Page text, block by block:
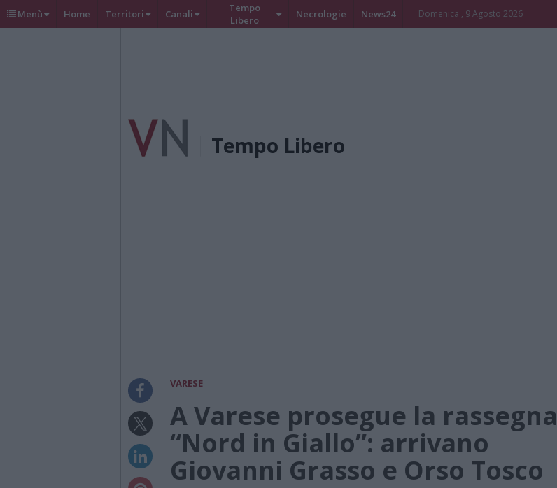
Menù Home Territori Canali
Tempo
Libero
Necrologie News24 Domenica , 9 Agosto 2026
Tempo Libero
VARESE
A Varese prosegue la rassegna
“Nord in Giallo”: arrivano
Giovanni Grasso e Orso Tosco